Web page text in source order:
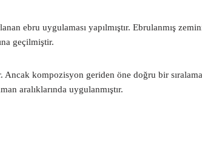
ebru uygulaması yapılmıştır. Ebrulanmış
geçilmiştir.
Ancak kompozisyon geriden öne doğru bir
aralıklarında uygulanmıştır.